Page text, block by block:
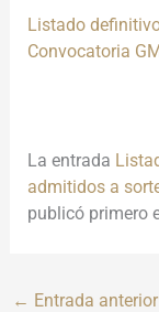
Listado
Convocatoria
La entrada
admitidos a
publicó primero
← Entrada anterior